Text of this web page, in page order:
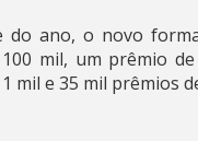
do ano, o novo
mil, um prêmio
mil e 35 mil prêmios